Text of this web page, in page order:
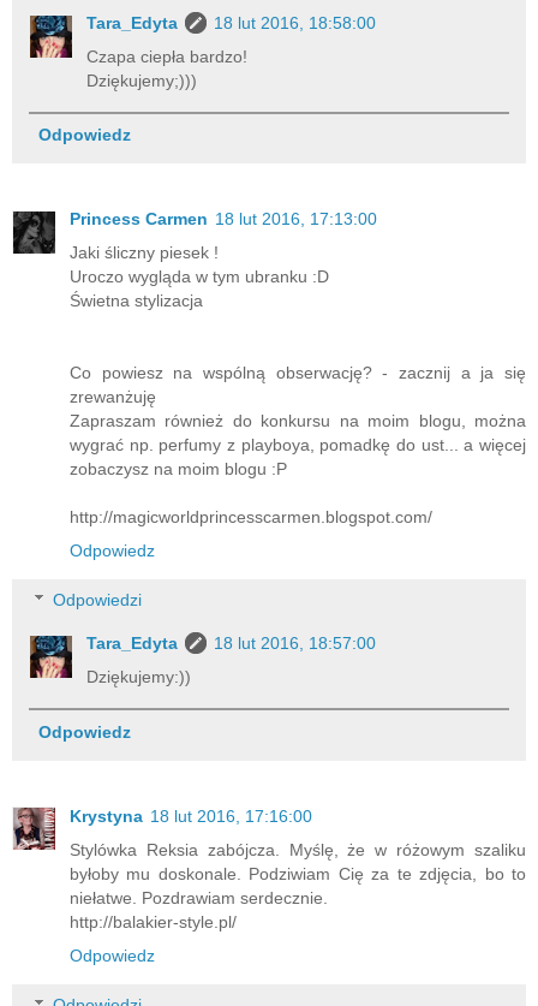
Tara_Edyta
18 lut 2016, 18:58:00
Czapa ciepła bardzo!
Dziękujemy;)))
Odpowiedz
Princess Carmen 18 lut 2016, 17:13:00
Jaki śliczny piesek !
Uroczo wygląda w tym ubranku :D
Świetna stylizacja
Co powiesz na wspólną obserwację? - zacznij a ja się
zrewanżuję
Zapraszam również do konkursu na moim blogu, można
wygrać np. perfumy z playboya, pomadkę do ust... a więcej
zobaczysz na moim blogu :P
http://magicworldprincesscarmen.blogspot.com/
Odpowiedz
Odpowiedzi
Tara_Edyta
18 lut 2016, 18:57:00
Dziękujemy:))
Odpowiedz
Krystyna 18 lut 2016, 17:16:00
Stylówka Reksia zabójcza. Myślę, że w różowym szaliku
byłoby mu doskonale. Podziwiam Cię za te zdjęcia, bo to
niełatwe. Pozdrawiam serdecznie.
http://balakier-style.pl/
Odpowiedz